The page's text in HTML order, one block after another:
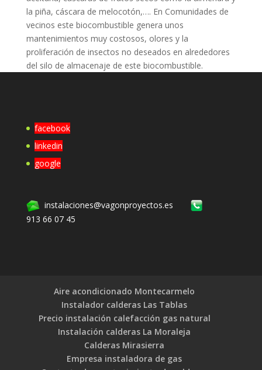
la piña, cáscara de melocotón,…. En Comunidades de
vecinos este biocombustible genera unos
mantenimientos muy costosos, olores y la
proliferación de insectos no deseados en alrededores
del silo de almacenaje de este biocombustible.
facebook
linkedin
google
instalaciones@vagonproyectos.es
913 66 07 45
Aire acondicionado Montecarmelo
Instalador calderas Las Tablas
Precio instalación calefacción gas natural
Instalación calderas La Moraleja
Calderas Mirasierra
Empresa instaladora de gas